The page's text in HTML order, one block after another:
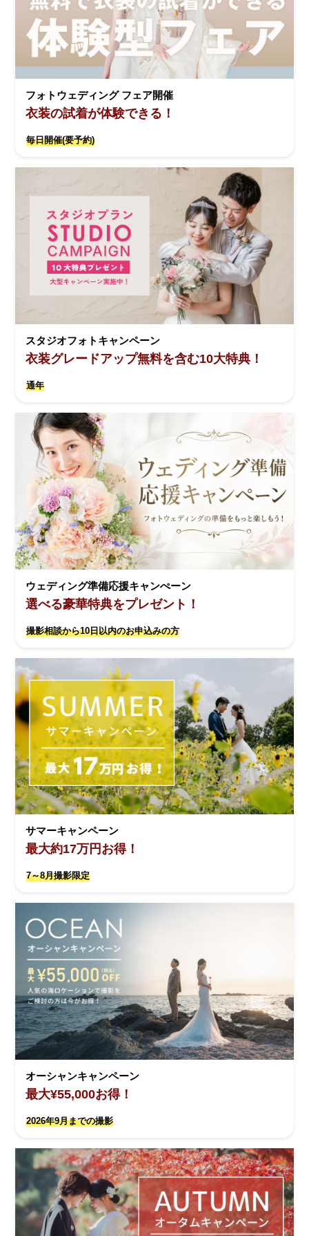
フォトウェディング フェア開催
衣装の試着が体験できる！
毎日開催(要予約)
スタジオフォトキャンペーン
衣装グレードアップ無料を含む10大特典！
通年
ウェディング準備応援キャンぺーン
選べる豪華特典をプレゼント！
撮影相談から10日以内のお申込みの方
サマーキャンペーン
最大約17万円お得！
7～8月撮影限定
オーシャンキャンペーン
最大¥55,000お得！
2026年9月までの撮影